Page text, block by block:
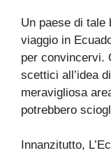
Un paese di tale
viaggio in
per convincervi.
scettici all’idea
meravigliosa
potrebbero
Innanzitutto,